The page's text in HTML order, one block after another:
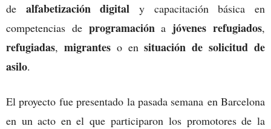
de alfabetización digital y capacitación básica en
competencias deprogramacióna jóvenes refugiados,
refugiadas, migranteso ensituación de solicitud de
asilo.
El proyecto fue presentado la pasada semana en Barcelona
en un acto en el que participaron los promotores de la